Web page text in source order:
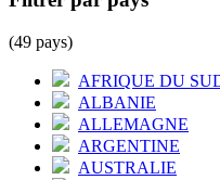
(49 pays)
AFRIQUE DU
ALBANIE
ALLEMAGNE
ARGENTINE
AUSTRALIE